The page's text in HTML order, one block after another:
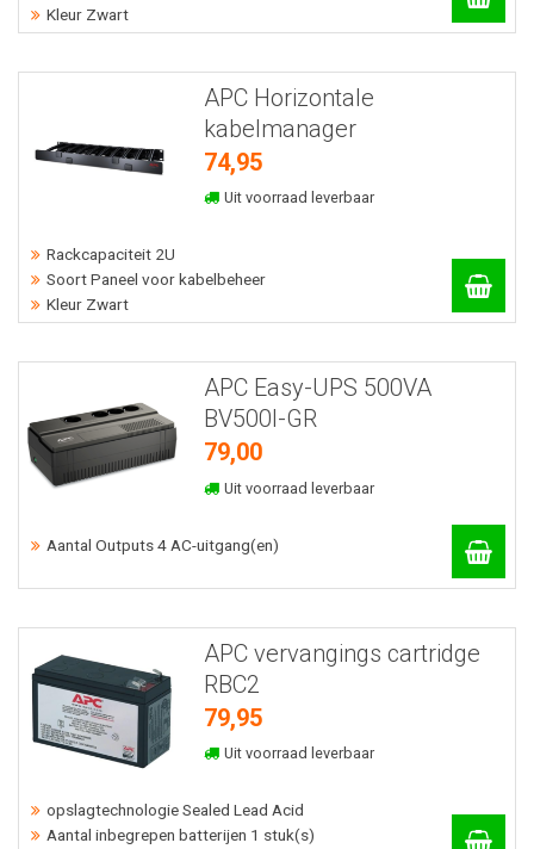
Kleur Zwart
APC Horizontale
kabelmanager
74,95
Uit voorraad leverbaar
Rackcapaciteit 2U
Soort Paneel voor kabelbeheer
Kleur Zwart
APC Easy-UPS 500VA
BV500I-GR
79,00
Uit voorraad leverbaar
Aantal Outputs 4 AC-uitgang(en)
APC vervangings cartridge
RBC2
79,95
Uit voorraad leverbaar
opslagtechnologie Sealed Lead Acid
Aantal inbegrepen batterijen 1 stuk(s)